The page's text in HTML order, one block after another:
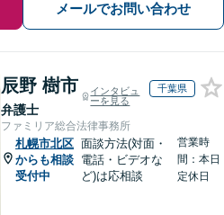
メールでお問い合わせ
辰野 樹市
弁護士
インタビュ
ーを見る
千葉県
ファミリア総合法律事務所
札幌市北区
からも相談
受付中
面談方法(対面・
電話・ビデオな
ど)は応相談
営業時
間：本日
定休日